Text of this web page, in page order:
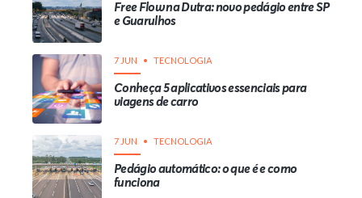
Free Flow na Dutra: novo pedágio entre SP
e Guarulhos
7 JUN TECNOLOGIA
Conheça 5 aplicativos essenciais para
viagens de carro
7 JUN TECNOLOGIA
Pedágio automático: o que é e como
funciona